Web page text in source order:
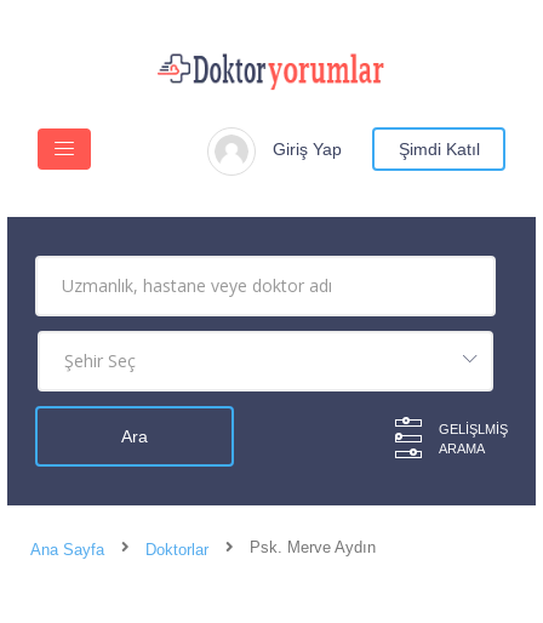
Giriş Yap Şimdi Katıl
GELIŞLMIŞ
ARAMA
Ana Sayfa Doktorlar Psk. Merve Aydın